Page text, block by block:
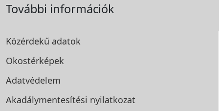
További információk
Közérdekű adatok
Okostérképek
Adatvédelem
Akadálymentesítési nyilatkozat